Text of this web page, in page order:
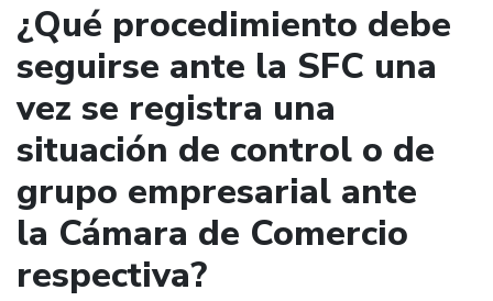
¿Qué procedimiento debe
seguirse ante la SFC una
vez se registra una
situación de control o de
grupo empresarial ante
la Cámara de Comercio
respectiva?